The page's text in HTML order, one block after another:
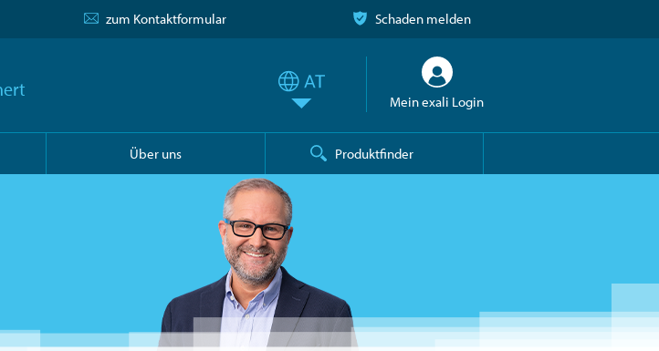
zum Kontaktformular Schaden melden
Mein exali Login
Über uns Produktfinder